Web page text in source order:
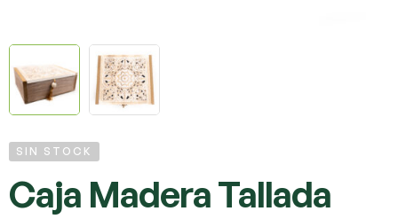
SIN STOCK
Caja Madera Tallada